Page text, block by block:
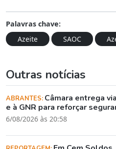
Palavras chave:
Azeite
SAOC
Outras notícias
ABRANTES: Câmara entrega
e à GNR para reforçar
6/08/2026 às 20:58